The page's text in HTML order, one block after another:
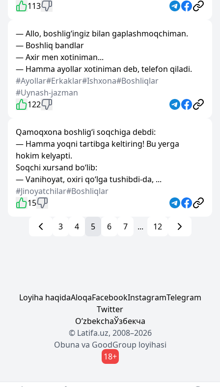
113
— Allo, boshlig‘ingiz bilan gaplashmoqchiman.
— Boshliq bandlar
— Axir men xotiniman...
— Hamma ayollar xotiniman deb, telefon qiladi.
#Ayollar#Erkaklar#Ishxona#Boshliqlar
#Uynash-jazman
122
Qamoqxona boshlig‘i soqchiga debdi:
— Hamma yoqni tartibga keltiring! Bu yerga
hokim kelyapti.
Soqchi xursand bo‘lib:
— Vanihoyat, oxiri qo‘lga tushibdi-da, ...
#Jinoyatchilar#Boshliqlar
15
3 4 5 6 7 ... 12
Loyiha haqidaAloqaFacebookInstagramTelegram
Twitter
OʼzbekchaЎзбекча
© Latifa.uz, 2008–2026
Obuna va GoodGroup loyihasi
18+